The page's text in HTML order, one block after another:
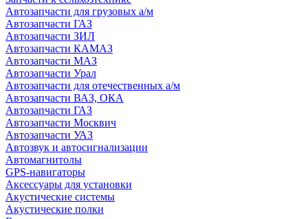
Автозапчасти для грузовых а/м
Автозапчасти ГАЗ
Автозапчасти ЗИЛ
Автозапчасти КАМАЗ
Автозапчасти МАЗ
Автозапчасти Урал
Автозапчасти для отечественных а/м
Автозапчасти ВАЗ, ОКА
Автозапчасти ГАЗ
Автозапчасти Москвич
Автозапчасти УАЗ
Автозвук и автосигнализации
Автомагнитолы
GPS-навигаторы
Аксессуары для установки
Акустические системы
Акустические полки